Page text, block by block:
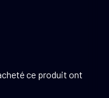
ce produit ont